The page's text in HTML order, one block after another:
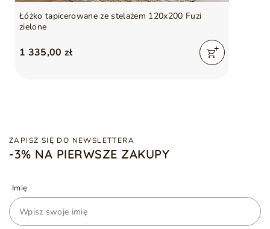
Łóżko tapicerowane ze stelażem 120x200 Fuzi
zielone
1 335,00 zł
ZAPISZ SIĘ DO NEWSLETTERA
-3% NA PIERWSZE ZAKUPY
Imię